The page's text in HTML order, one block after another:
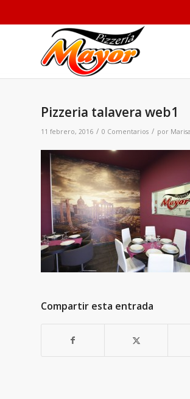
Pizzeria talavera web1
11 febrero, 2016 / 0 Comentarios / por
Compartir esta entrada